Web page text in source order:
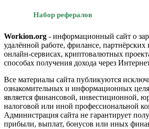
Набор рефералов
Workion.org - информационный сайт о
удалённой работе, фрилансе, партнёрских
онлайн-сервисах, криптовалютных
способах получения дохода через
Все материалы сайта публикуются
ознакомительных и информационных
является финансовой, инвестиционной,
налоговой или иной профессиональной
Администрация сайта не гарантирует
прибыли, выплат, бонусов или иных